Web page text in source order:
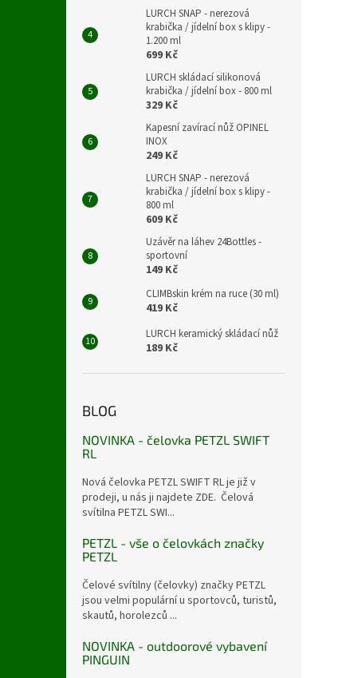
LURCH SNAP - nerezová
krabička / jídelní box s klipy -
1.200 ml
699 Kč
LURCH skládací silikonová
krabička / jídelní box - 800 ml
329 Kč
Kapesní zavírací nůž OPINEL
INOX
249 Kč
LURCH SNAP - nerezová
krabička / jídelní box s klipy -
800 ml
609 Kč
Uzávěr na láhev 24Bottles -
sportovní
149 Kč
CLIMBskin krém na ruce (30 ml)
419 Kč
LURCH keramický skládací nůž
189 Kč
BLOG
NOVINKA - čelovka PETZL SWIFT
RL
Nová čelovka PETZL SWIFT RL je již v
prodeji, u nás ji najdete ZDE. Čelová
svítilna PETZL SWI...
PETZL - vše o čelovkách značky
PETZL
Čelové svítilny (čelovky) značky PETZL
jsou velmi populární u sportovců, turistů,
skautů, horolezců ...
NOVINKA - outdoorové vybavení
PINGUIN